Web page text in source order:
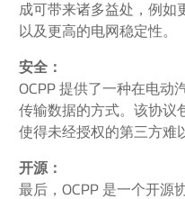
成可带来诸多益处，例如
以及更高的电网稳定性。
安全：
OCPP 提供了一种在电动
传输数据的方式。该协议
使得未经授权的第三方难
开源：
最后，OCPP 是一个开源